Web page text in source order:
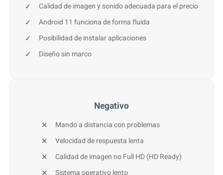
Calidad de imagen y sonido adecuada para el precio
Android 11 funciona de forma fluida
Posibilidad de instalar aplicaciones
Diseño sin marco
Negativo
Mando a distancia con problemas
Velocidad de respuesta lenta
Calidad de imagen no Full HD (HD Ready)